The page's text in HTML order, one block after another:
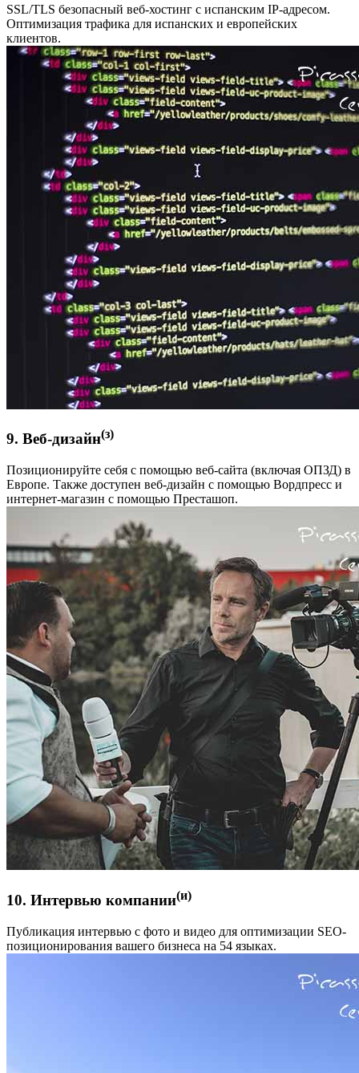
SSL/TLS безопасный веб-хостинг с испанским IP-адресом.
Оптимизация трафика для испанских и европейских
клиентов.
9. Веб-дизайн(з)
Позиционируйте себя с помощью веб-сайта (включая ОПЗД) в
Европе. Также доступен веб-дизайн с помощью Вордпресс и
интернет-магазин с помощью Престашоп.
10. Интервью компании(и)
Публикация интервью с фото и видео для оптимизации SEO-
позиционирования вашего бизнеса на 54 языках.